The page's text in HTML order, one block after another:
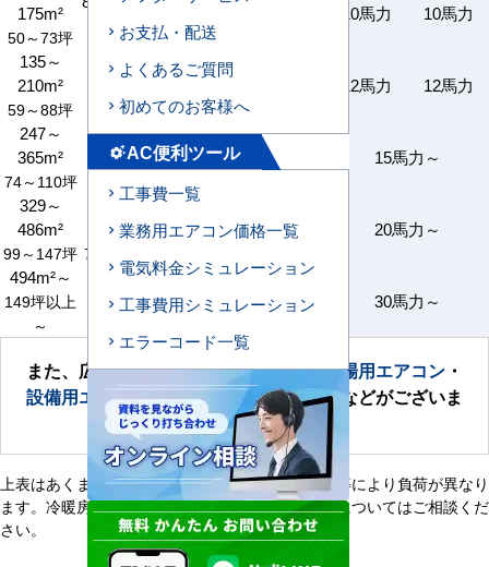
175m²
50～73坪
36～54坪 29～36坪
10馬力 10馬力
135～
210m²
59～88坪
101～
159m²
44～65坪
96～126m²
35～44坪
12馬力 12馬力
247～
365m²
74～110坪
182～
270m²
55～81坪
144～
182m²
43～55坪
113～
182m²
15馬力～
329～
486m²
99～147坪
243～
361m²
73～109坪
193～
243m²
243m²
20馬力～
494m²～
149坪以上
～
365m²～
110坪以上
87坪以上～68坪以上～
30馬力～
また、広い空間向け、使用用途別に、工場用エアコン ・
設備用エアコン・ビル用マルチエアコンなどがございま
す。
上表はあくまでも目安です。建物、用途、発熱量等により負荷が異なり
ます。冷暖房負荷計算が必要ですので、機種選定についてはご相談くだ
さい。
お支払・配送
よくあるご質問
初めてのお客様へ
settings_suggestAC便利ツール
工事費一覧
業務用エアコン価格一覧
電気料金シミュレーション
工事費用シミュレーション
エラーコード一覧